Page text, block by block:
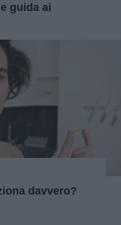
guida ai
davvero?